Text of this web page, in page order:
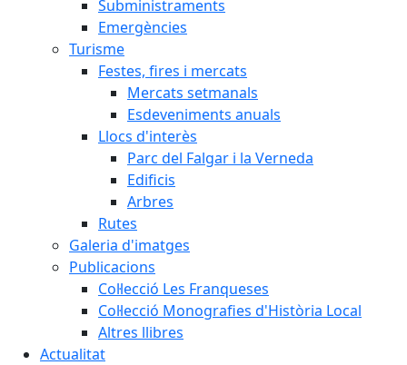
Subministraments
Emergències
Turisme
Festes, fires i mercats
Mercats setmanals
Esdeveniments anuals
Llocs d'interès
Parc del Falgar i la Verneda
Edificis
Arbres
Rutes
Galeria d'imatges
Publicacions
Col·lecció Les Franqueses
Col·lecció Monografies d'Història Local
Altres llibres
Actualitat